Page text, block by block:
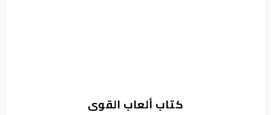
كتاب ألعاب القوى